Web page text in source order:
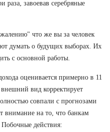
завоевав серебряные
что же вы за человек
думать о будущих выборах. Их
с основной работы.
оценивается примерно в 11
вид корректирует
совпали с прогнозами
внимание на то, что банкам
действия: